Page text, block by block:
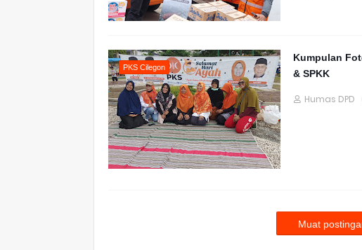
PKS Cilegon
Kumpulan
& SPKK
Humas DPD
Muat